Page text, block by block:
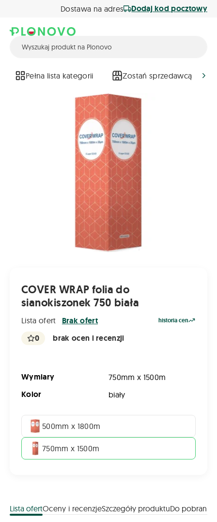
Dostawa na adres Dodaj kod pocztowy
Pełna lista kategorii Zostań sprzedawcą
COVER WRAP folia do
sianokiszonek 750 biała
Lista ofert Brak ofert historia cen
0 brak ocen i recenzji
Wymiary 750mm x 1500m
Kolor biały
500mm x 1800m
750mm x 1500m
Lista ofertOceny i recenzjeSzczegóły produktuDo pobrania